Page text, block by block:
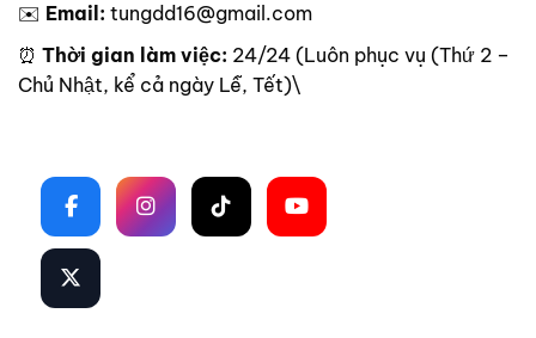
✉️ Email: tungdd16@gmail.com
⏰ Thời gian làm việc: 24/24 (Luôn phục vụ (Thứ 2 –
Chủ Nhật, kể cả ngày Lễ, Tết)\